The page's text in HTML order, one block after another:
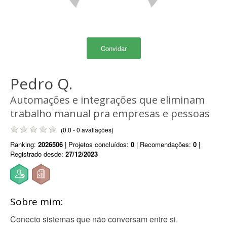
Convidar
Pedro Q.
Automações e integrações que eliminam
trabalho manual pra empresas e pessoas
(0.0 - 0 avaliações)
Ranking: 2026506 | Projetos concluídos: 0 | Recomendações: 0 |
Registrado desde: 27/12/2023
Sobre mim:
Conecto sistemas que não conversam entre si.